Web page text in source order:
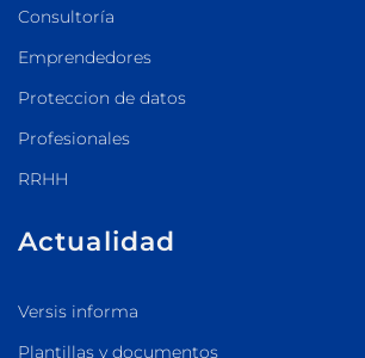
Consultoría
Emprendedores
Proteccion de datos
Profesionales
RRHH
Actualidad
Versis informa
Plantillas y documentos